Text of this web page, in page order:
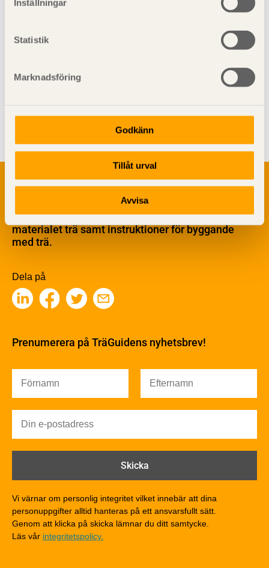
Inställningar
Statistik
Marknadsföring
Godkänn
Tillåt urval
Avvisa
av KL-trä
Skogsbruk
Barrträdets uppbyggnad
Träets egenskaper och kvalitet
Träbaserade produkter
Kemisk behandling
Fakta om Limträ
Värmeisolering och lufttäthet
Ljud
Brandsäkerhet
Brandsäkerhet
Brandförlopp i byggnader
Brandklasser för material och konstruktioner
Träkonstruktioners brandmotstånd
Detaljlösningar
Träytors brandegenskaper
Tekniska byten med sprinkler
Riskvärdering i flervåningsbostadshus
TräGuiden är den digitala handboken för trä och
träbyggande och innehåller information om
materialet trä samt instruktioner för byggande
med trä.
Dela på
Prenumerera på TräGuidens nyhetsbrev!
Vi värnar om personlig integritet vilket innebär att dina
personuppgifter alltid hanteras på ett ansvarsfullt sätt.
Genom att klicka på skicka lämnar du ditt samtycke.
Läs vår integritetspolicy.